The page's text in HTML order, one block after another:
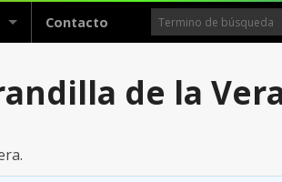
Contacto
de la